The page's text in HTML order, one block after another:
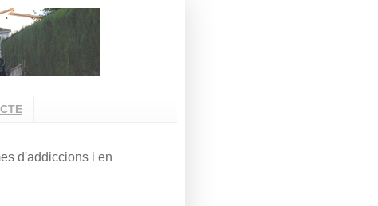
d'addiccions i en